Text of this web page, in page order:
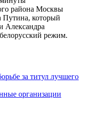
района Москвы
Путина, который
Александра
режим.
за титул лучшего
организации